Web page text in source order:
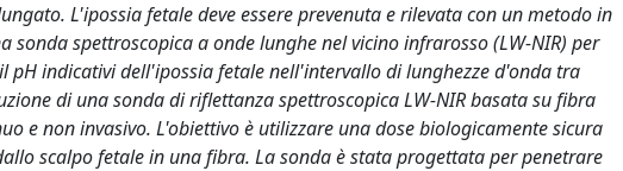
L'ipossia fetale deve essere prevenuta e rilevata con un metodo in
spettroscopica a onde lunghe nel vicino infrarosso (LW-NIR) per
indicativi dell'ipossia fetale nell'intervallo di lunghezze d'onda tra
di una sonda di riflettanza spettroscopica LW-NIR basata su fibra
e non invasivo. L'obiettivo è utilizzare una dose biologicamente sicura
scalpo fetale in una fibra. La sonda è stata progettata per penetrare